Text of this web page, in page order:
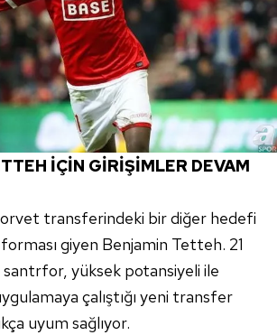
İÇİN GİRİŞİMLER DEVAM
transferindeki bir diğer hedefi
giyen Benjamin Tetteh. 21
santrfor, yüksek potansiyeli ile
çalıştığı yeni transfer
uyum sağlıyor.